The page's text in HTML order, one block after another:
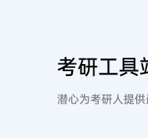
考研工
潜心为考研人提